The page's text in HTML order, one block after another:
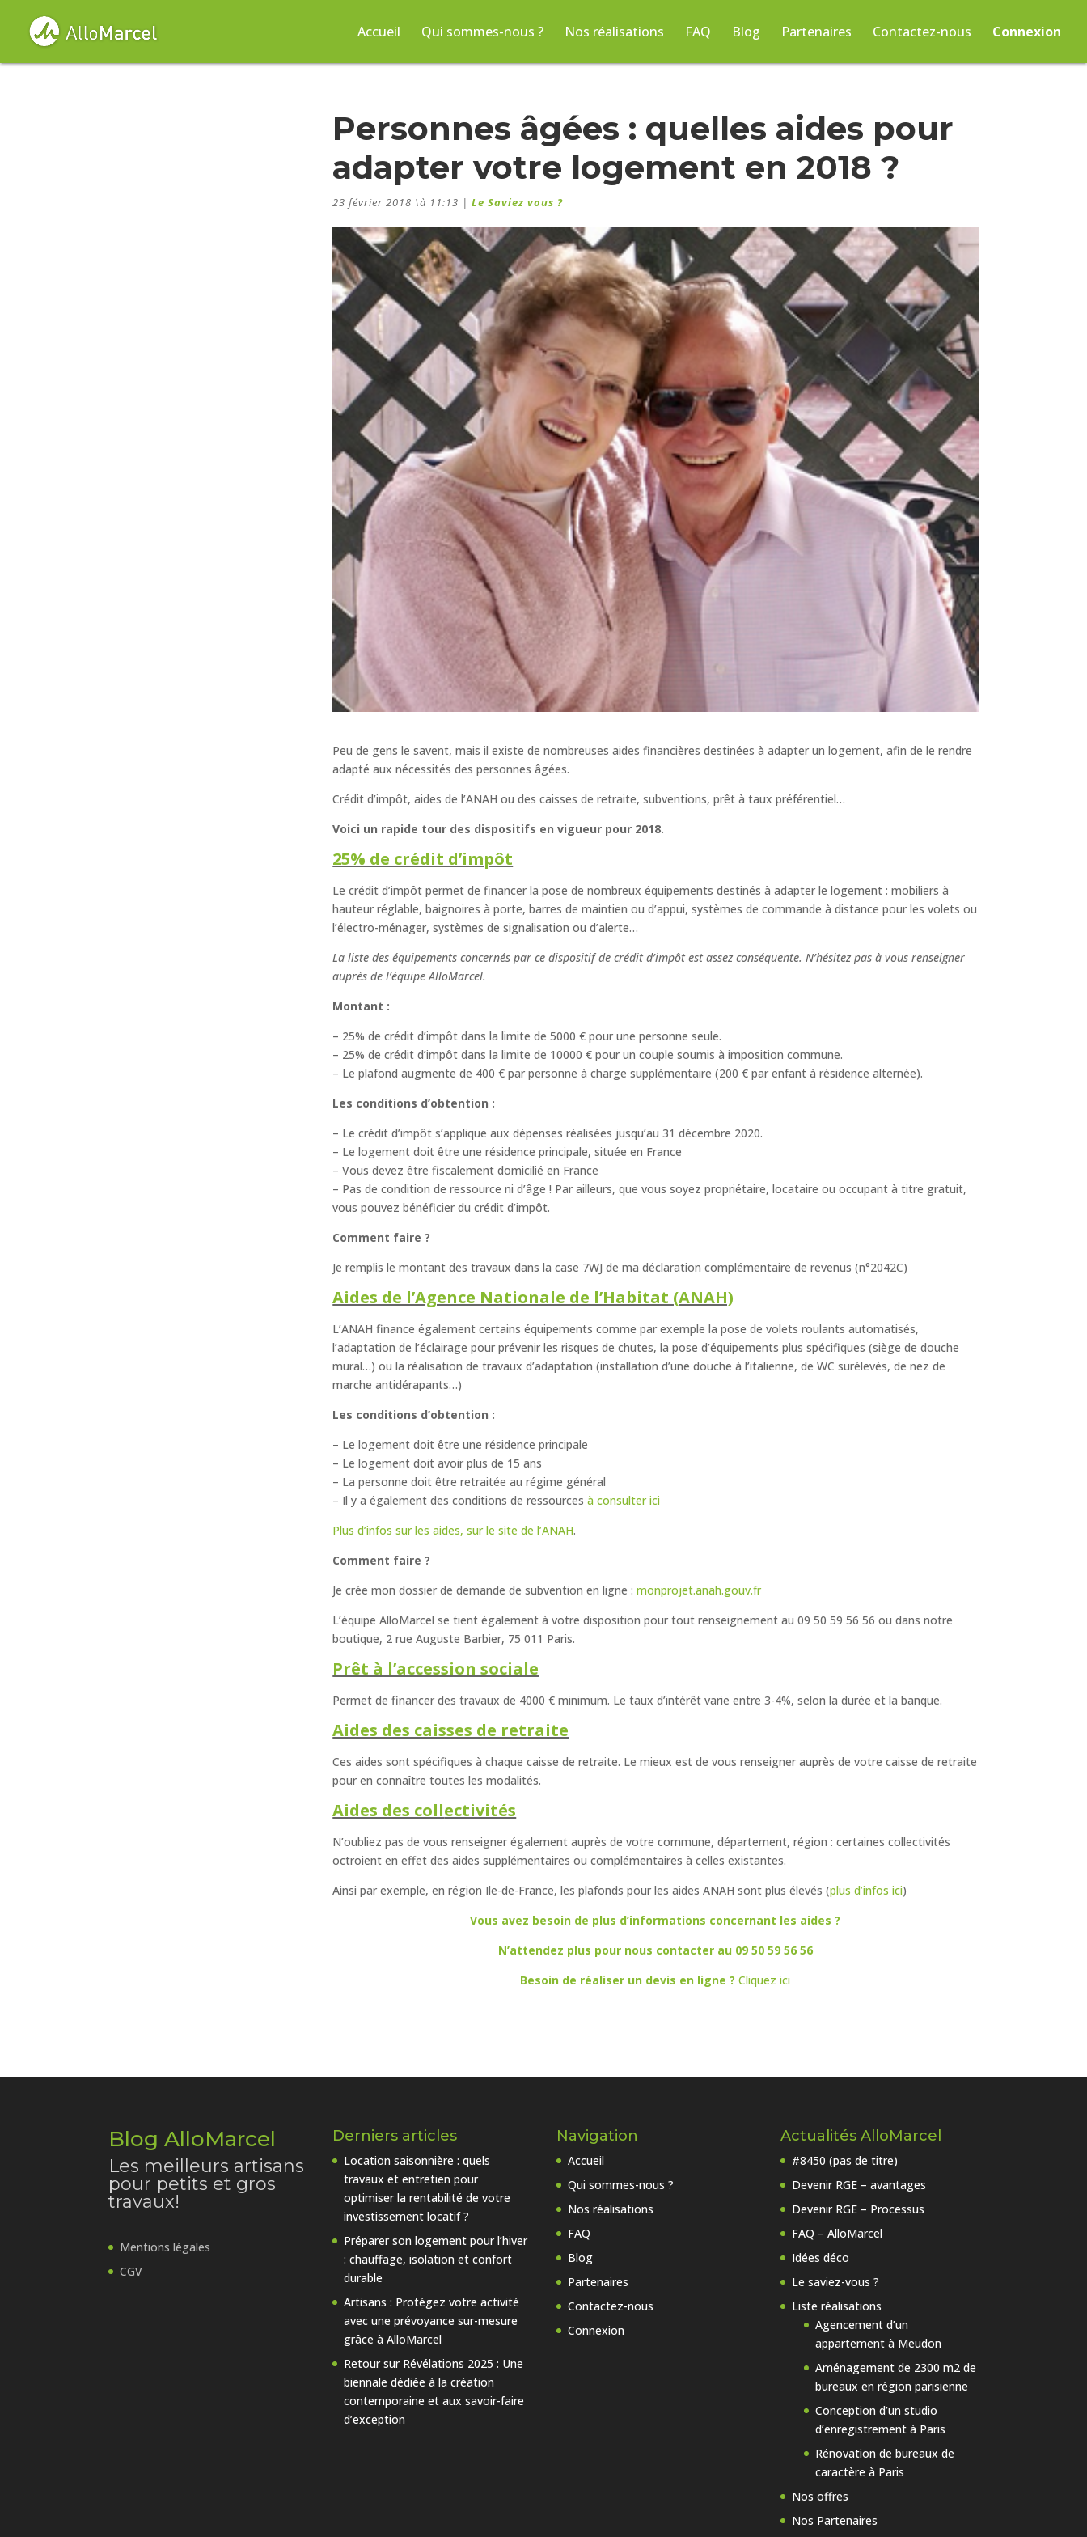
Accueil Qui sommes-nous ? Nos réalisations FAQ Blog Partenaires Contactez-nous Connexion
Personnes âgées : quelles aides pour
adapter votre logement en 2018 ?
23 février 2018 \à 11:13 |Le Saviez vous ?
Peu de gens le savent, mais il existe de nombreuses aides financières destinées à adapter un logement, afin de le rendre
adapté aux nécessités des personnes âgées.
Crédit d’impôt, aides de l’ANAH ou des caisses de retraite, subventions, prêt à taux préférentiel…
Voici un rapide tour des dispositifs en vigueur pour 2018.
25% de crédit d’impôt
Le crédit d’impôt permet de financer la pose de nombreux équipements destinés à adapter le logement : mobiliers à
hauteur réglable, baignoires à porte, barres de maintien ou d’appui, systèmes de commande à distance pour les volets ou
l’électro-ménager, systèmes de signalisation ou d’alerte…
La liste des équipements concernés par ce dispositif de crédit d’impôt est assez conséquente. N’hésitez pas à vous renseigner
auprès de l’équipe AlloMarcel.
Montant :
– 25% de crédit d’impôt dans la limite de 5000 € pour une personne seule.
– 25% de crédit d’impôt dans la limite de 10000 € pour un couple soumis à imposition commune.
– Le plafond augmente de 400 € par personne à charge supplémentaire (200 € par enfant à résidence alternée).
Les conditions d’obtention :
– Le crédit d’impôt s’applique aux dépenses réalisées jusqu’au 31 décembre 2020.
– Le logement doit être une résidence principale, située en France
– Vous devez être fiscalement domicilié en France
– Pas de condition de ressource ni d’âge ! Par ailleurs, que vous soyez propriétaire, locataire ou occupant à titre gratuit,
vous pouvez bénéficier du crédit d’impôt.
Comment faire ?
Je remplis le montant des travaux dans la case 7WJ de ma déclaration complémentaire de revenus (n°2042C)
Aides de l’Agence Nationale de l’Habitat (ANAH)
L’ANAH finance également certains équipements comme par exemple la pose de volets roulants automatisés,
l’adaptation de l’éclairage pour prévenir les risques de chutes, la pose d’équipements plus spécifiques (siège de douche
mural…) ou la réalisation de travaux d’adaptation (installation d’une douche à l’italienne, de WC surélevés, de nez de
marche antidérapants…)
Les conditions d’obtention :
– Le logement doit être une résidence principale
– Le logement doit avoir plus de 15 ans
– La personne doit être retraitée au régime général
– Il y a également des conditions de ressourcesà consulter ici
Plus d’infos sur les aides, sur le site de l’ANAH.
Comment faire ?
Je crée mon dossier de demande de subvention en ligne :monprojet.anah.gouv.fr
L’équipe AlloMarcel se tient également à votre disposition pour tout renseignement au 09 50 59 56 56 ou dans notre
boutique, 2 rue Auguste Barbier, 75 011 Paris.
Prêt à l’accession sociale
Permet de financer des travaux de 4000 € minimum. Le taux d’intérêt varie entre 3-4%, selon la durée et la banque.
Aides des caisses de retraite
Ces aides sont spécifiques à chaque caisse de retraite. Le mieux est de vous renseigner auprès de votre caisse de retraite
pour en connaître toutes les modalités.
Aides des collectivités
N’oubliez pas de vous renseigner également auprès de votre commune, département, région : certaines collectivités
octroient en effet des aides supplémentaires ou complémentaires à celles existantes.
Ainsi par exemple, en région Ile-de-France, les plafonds pour les aides ANAH sont plus élevés (plus d’infos ici)
Vous avez besoin de plus d’informations concernant les aides ?
N’attendez plus pour nous contacter au 09 50 59 56 56
Besoin de réaliser un devis en ligne ?Cliquez ici
Blog AlloMarcel
Les meilleurs artisans
pour petits et gros
travaux!
Mentions légales
CGV
Derniers articles
Location saisonnière : quels
travaux et entretien pour
optimiser la rentabilité de votre
investissement locatif ?
Préparer son logement pour l’hiver
: chauffage, isolation et confort
durable
Artisans : Protégez votre activité
avec une prévoyance sur-mesure
grâce à AlloMarcel
Retour sur Révélations 2025 : Une
biennale dédiée à la création
contemporaine et aux savoir-faire
d’exception
Navigation
Accueil
Qui sommes-nous ?
Nos réalisations
FAQ
Blog
Partenaires
Contactez-nous
Connexion
Actualités AlloMarcel
#8450 (pas de titre)
Devenir RGE – avantages
Devenir RGE – Processus
FAQ – AlloMarcel
Idées déco
Le saviez-vous ?
Liste réalisations
Agencement d’un
appartement à Meudon
Aménagement de 2300 m2 de
bureaux en région parisienne
Conception d’un studio
d’enregistrement à Paris
Rénovation de bureaux de
caractère à Paris
Nos offres
Nos Partenaires